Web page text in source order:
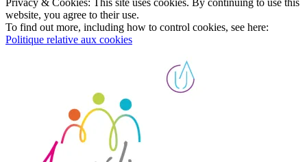
Privacy & Cookies: This site uses cookies. By continuing to use this
website, you agree to their use.
To find out more, including how to control cookies, see here:
Politique relative aux cookies